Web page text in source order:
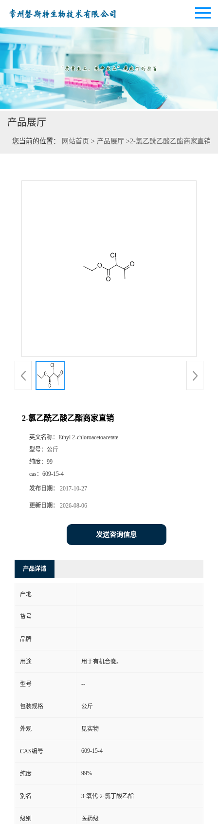
公司首页
公司介绍
公司动态
产品展厅
您当前的位置： 网站首页 > 产品展厅 >2-氯乙酰乙酸乙酯商家直销
2-氯乙酰乙酸乙酯商家直销
英文名称： Ethyl 2-chloroacetoacetate
型号： 公斤
纯度： 99
cas： 609-15-4
发布日期： 2017-10-27
更新日期： 2026-08-06
发送咨询信息
产品详请
产地
货号
品牌
用途 用于有机合憃。
型号 --
包装规格 公斤
外观 见实物
CAS编号 609-15-4
纯度 99%
别名 3-氧代-2-氯丁酸乙酯
级别 医药级